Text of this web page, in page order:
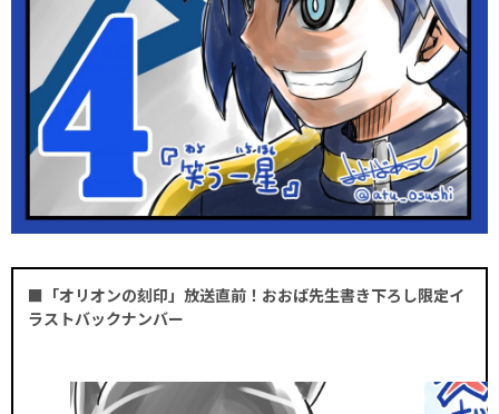
■「オリオンの刻印」放送直前！おおば先生書き下ろし限定イ
ラストバックナンバー